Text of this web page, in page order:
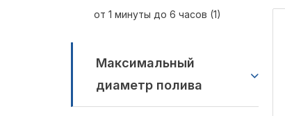
от 1 минуты до 6 часов (1)
Максимальный
диаметр полива